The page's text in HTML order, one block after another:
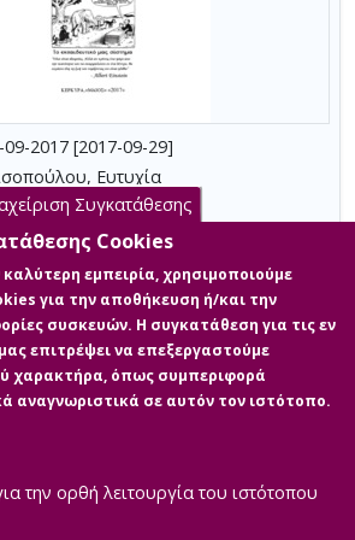
09-2017 [2017-09-29]
Ευτυχία
Επιστημών
Αγωγής (ΕΚΠ)
Η παρούσα εργασία πραγματεύεται τις
της Πρωτοβάθμιας Εκπαίδευσης
αποτυχία. Επιχειρείται να διερευνηθεί
κοινωνικήκατασκευή ή πραγματικότητα
εκπαιδευτικών. Έτσι, επιδιώκεται μια
του συγκεκριμένου θέματος κάτω από το
και κοινωνιοπαιδαγωγικών
Συγκατάθεσης
Cookies
εμπειρία, χρησιμοποιούμε
για την αποθήκευση ή/και την
συσκευών. Η συγκατάθεση για τις εν
επιτρέψει να επεξεργαστούμε
χαρακτήρα, όπως συμπεριφορά
αναγνωριστικά σε αυτόν τον ιστότοπο.
την ορθή λειτουργία του ιστότοπου